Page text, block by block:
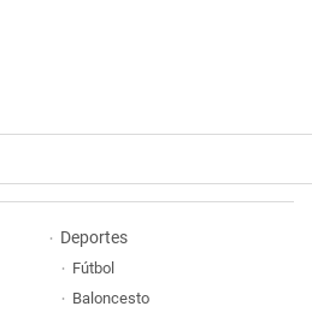
Deportes
Fútbol
Baloncesto